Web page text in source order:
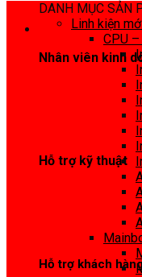
Nhân viên kinh
Hỗ trợ kỹ thuật
Hỗ trợ khách
DANH MỤC SẢN
Linh kiện
CPU